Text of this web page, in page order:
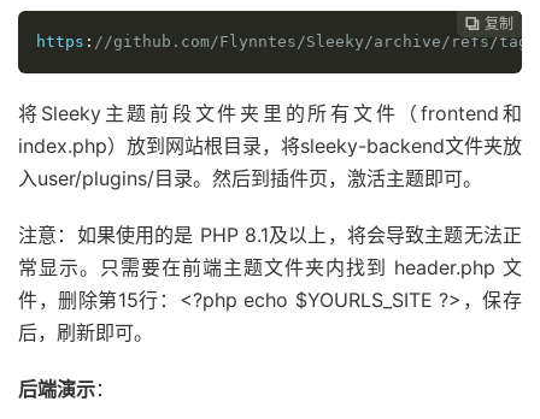
 复制
 复制
 复制
 复制
 复制
 复制
 复制
 复制
 复制
https : //github.com/Flynntes/Sleeky/archive/refs/
将Sleeky主题前段文件夹里的所有文件（frontend和
index.php）放到网站根目录，将sleeky-backend文件夹放
入user/plugins/目录。然后到插件页，激活主题即可。
注意：如果使用的是 PHP 8.1及以上，将会导致主题无法正
常显示。只需要在前端主题文件夹内找到 header.php 文
件，删除第15行：<?php echo $YOURLS_SITE ?>，保存
后，刷新即可。
后端演示：